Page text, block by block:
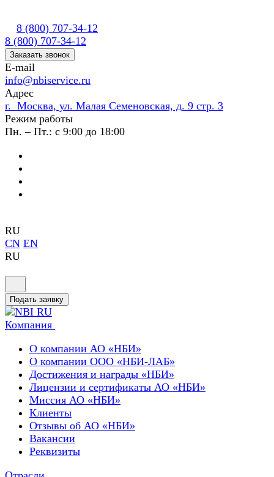
8 (800) 707-34-12
8 (800) 707-34-12
Заказать звонок
E-mail
info@nbiservice.ru
Адрес
г. Москва, ул. Малая Семеновская, д. 9 стр. 3
Режим работы
Пн. – Пт.: с 9:00 до 18:00
RU
CN EN
RU
Подать заявку
Компания
О компании АО «НБИ»
О компании ООО «НБИ-ЛАБ»
Достижения и награды «НБИ»
Лицензии и сертификаты АО «НБИ»
Миссия АО «НБИ»
Клиенты
Отзывы об АО «НБИ»
Вакансии
Реквизиты